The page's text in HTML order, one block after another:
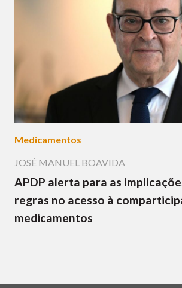
Medicamentos
JOSÉ MANUEL BOAVIDA
APDP alerta para as
regras no acesso à
medicamentos